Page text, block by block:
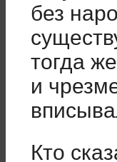
без
тогда
и
Кто